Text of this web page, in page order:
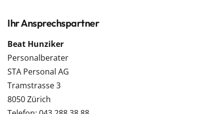
Ihr Ansprechspartner
Beat Hunziker
Personalberater
STA Personal AG
Tramstrasse 3
8050 Zürich